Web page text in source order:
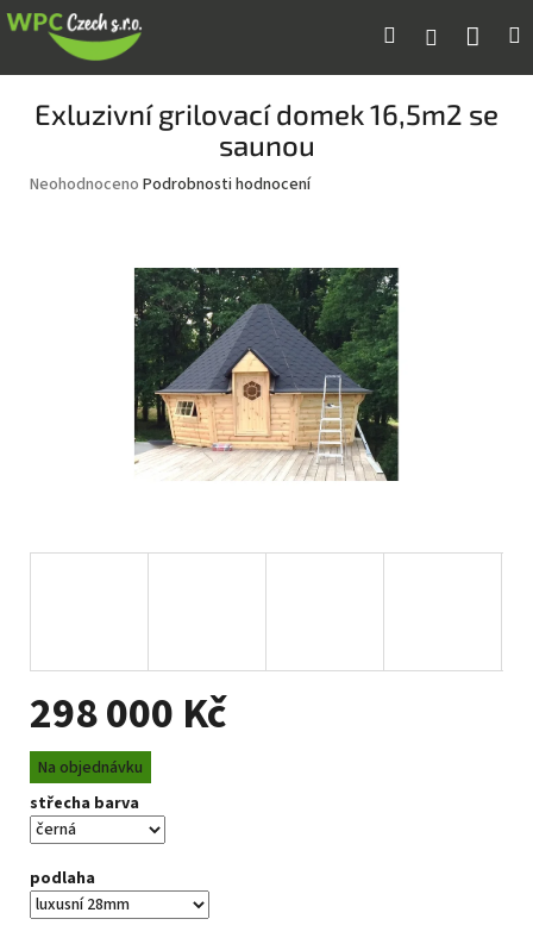
Přejít
na
Hledat Přihlášení
Exluzivní grilovací domek 16,5m2 se
saunou
Průměrné
Neohodnoceno Podrobnosti hodnocení
298 000 Kč
Měrná
cena:
Na objednávku
střecha barva
podlaha